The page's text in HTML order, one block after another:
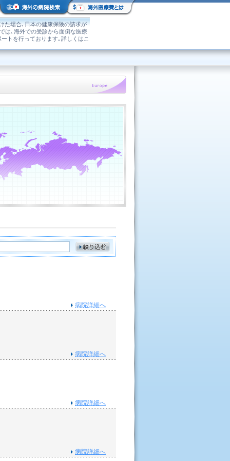
た場合､日本の健康保険の請求が
は､海外での受診から面倒な医療
トを行っております｡詳しくはこ
病院詳細へ
病院詳細へ
病院詳細へ
病院詳細へ